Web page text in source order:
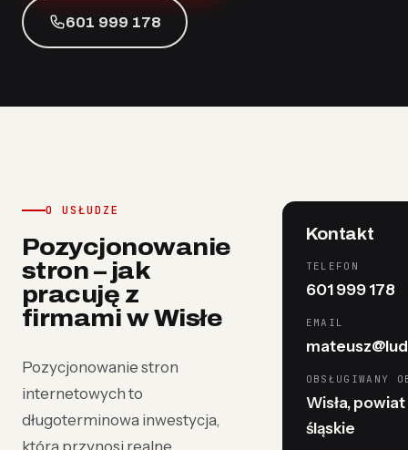
601 999 178
O USŁUDZE
Pozycjonowanie
stron – jak
pracuję z
firmami w Wisłe
Pozycjonowanie stron
internetowych to
długoterminowa inwestycja,
która przynosi realne
Kontakt
TELEFON
601 999 178
EMAIL
OBSŁUGIWANY
Wisła,
śląskie